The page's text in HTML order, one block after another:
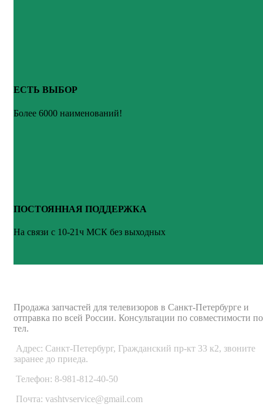
ЕСТЬ ВЫБОР
Более 6000 наименований!
ПОСТОЯННАЯ ПОДДЕРЖКА
На связи с 10-21ч МСК без выходных
Продажа запчастей для телевизоров в Санкт-Петербурге и
отправка по всей России. Консультации по совместимости по
тел.
Адрес: Санкт-Петербург, Гражданский пр-кт 33 к2, звоните
заранее до приеда.
Телефон: 8-981-812-40-50
Почта: vashtvservice@gmail.com